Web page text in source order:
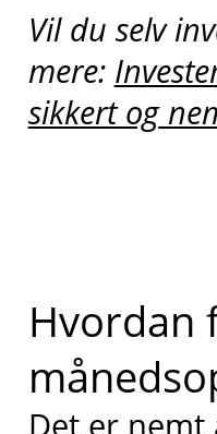
Vil du selv
mere:
sikkert og
Hvordan
Det er nemt